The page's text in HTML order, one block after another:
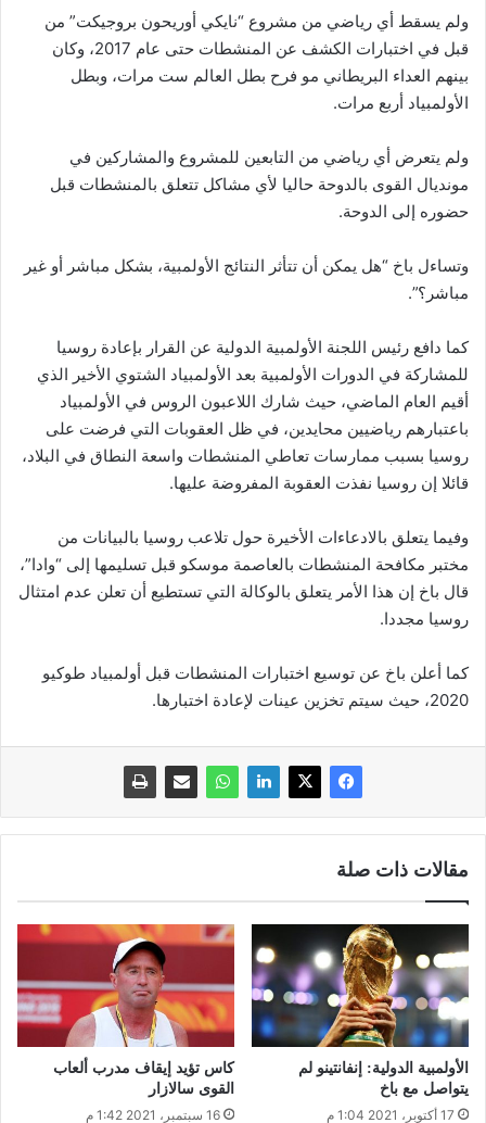
ولم يسقط أي رياضي من مشروع “نايكي أوريحون بروجيكت” من
قبل في اختبارات الكشف عن المنشطات حتى عام 2017، وكان
بينهم العداء البريطاني مو فرح بطل العالم ست مرات، وبطل
الأولمبياد أربع مرات.
ولم يتعرض أي رياضي من التابعين للمشروع والمشاركين في
مونديال القوى بالدوحة حاليا لأي مشاكل تتعلق بالمنشطات قبل
حضوره إلى الدوحة.
وتساءل باخ “هل يمكن أن تتأثر النتائج الأولمبية، بشكل مباشر أو غير
مباشر؟”.
كما دافع رئيس اللجنة الأولمبية الدولية عن القرار بإعادة روسيا
للمشاركة في الدورات الأولمبية بعد الأولمبياد الشتوي الأخير الذي
أقيم العام الماضي، حيث شارك اللاعبون الروس في الأولمبياد
باعتبارهم رياضيين محايدين، في ظل العقوبات التي فرضت على
روسيا بسبب ممارسات تعاطي المنشطات واسعة النطاق في البلاد،
قائلا إن روسيا نفذت العقوبة المفروضة عليها.
وفيما يتعلق بالادعاءات الأخيرة حول تلاعب روسيا بالبيانات من
مختبر مكافحة المنشطات بالعاصمة موسكو قبل تسليمها إلى “وادا”،
قال باخ إن هذا الأمر يتعلق بالوكالة التي تستطيع أن تعلن عدم امتثال
روسيا مجددا.
كما أعلن باخ عن توسيع اختبارات المنشطات قبل أولمبياد طوكيو
2020، حيث سيتم تخزين عينات لإعادة اختبارها.
مقالات ذات صلة
الأولمبية الدولية: إنفانتينو لم
يتواصل مع باخ
17 أكتوبر، 2021 1:04 م
كاس تؤيد إيقاف مدرب ألعاب
القوى سالازار
16 سبتمبر، 2021 1:42 م